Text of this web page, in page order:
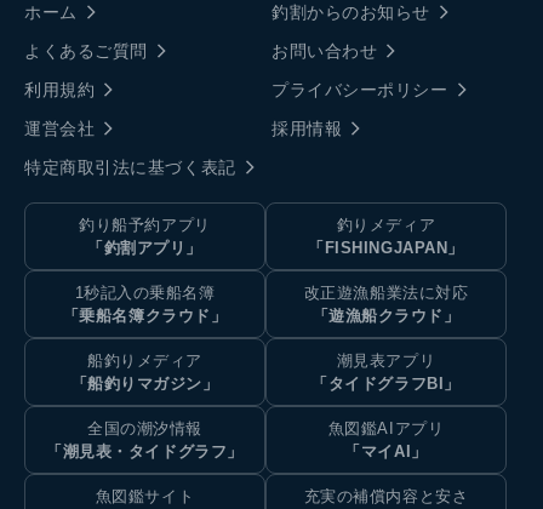
ホーム
釣割からのお知らせ
よくあるご質問
お問い合わせ
利用規約
プライバシーポリシー
運営会社
採用情報
特定商取引法に基づく表記
釣り船予約アプリ
「釣割アプリ」
釣りメディア
「FISHINGJAPAN」
1秒記入の乗船名簿
「乗船名簿クラウド」
改正遊漁船業法に対応
「遊漁船クラウド」
船釣りメディア
「船釣りマガジン」
潮見表アプリ
「タイドグラフBI」
全国の潮汐情報
「潮見表・タイドグラフ」
魚図鑑AIアプリ
「マイAI」
魚図鑑サイト
充実の補償内容と安さ